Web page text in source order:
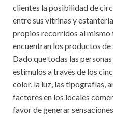
clientes la posibilidad de
entre sus vitrinas y
propios recorridos al mismo
encuentran los productos de
Dado que todas las
estímulos a través de los
color, la luz, las tipografías,
factores en los locales
favor de generar